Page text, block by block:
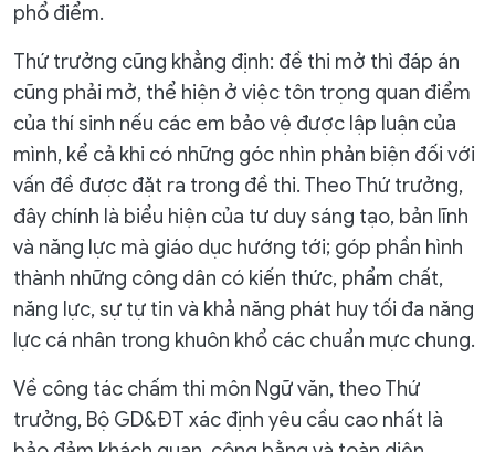
phổ điểm.
Thứ trưởng cũng khẳng định: đề thi mở thì đáp án
cũng phải mở, thể hiện ở việc tôn trọng quan điểm
của thí sinh nếu các em bảo vệ được lập luận của
mình, kể cả khi có những góc nhìn phản biện đối với
vấn đề được đặt ra trong đề thi. Theo Thứ trưởng,
đây chính là biểu hiện của tư duy sáng tạo, bản lĩnh
và năng lực mà giáo dục hướng tới; góp phần hình
thành những công dân có kiến thức, phẩm chất,
năng lực, sự tự tin và khả năng phát huy tối đa năng
lực cá nhân trong khuôn khổ các chuẩn mực chung.
Về công tác chấm thi môn Ngữ văn, theo Thứ
trưởng, Bộ GD&ĐT xác định yêu cầu cao nhất là